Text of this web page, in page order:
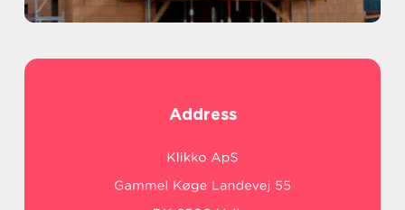
Address